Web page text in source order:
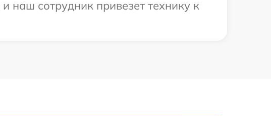
наш сотрудник привезет технику к